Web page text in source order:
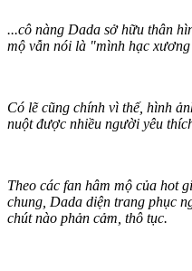
...cô nàng Dada sở hữu thâ‌n
mộ vẫn nói là "mình hạc
Có lẽ cũng chính vì thế, hình
nuột được nhiều người yêu
Theo các fan hâm mộ của hot
chung, Dada diện trang phục
chút nào phả‌ּn cả‌ּm, thô tục.